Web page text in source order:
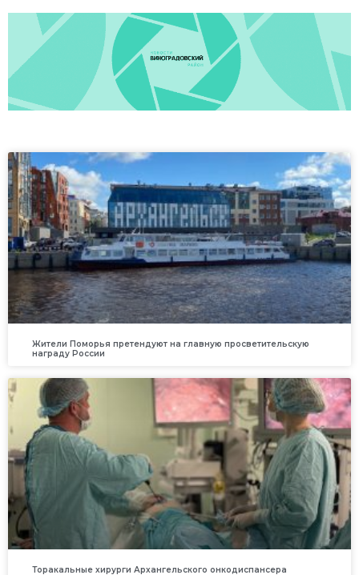
Жители Поморья претендуют на главную просветительскую
награду России
Торакальные хирурги Архангельского онкодиспансера